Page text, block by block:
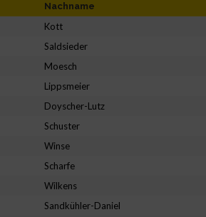
Nachname
Kott
Saldsieder
Moesch
Lippsmeier
Doyscher-Lutz
Schuster
Winse
Scharfe
Wilkens
Sandkühler-Daniel